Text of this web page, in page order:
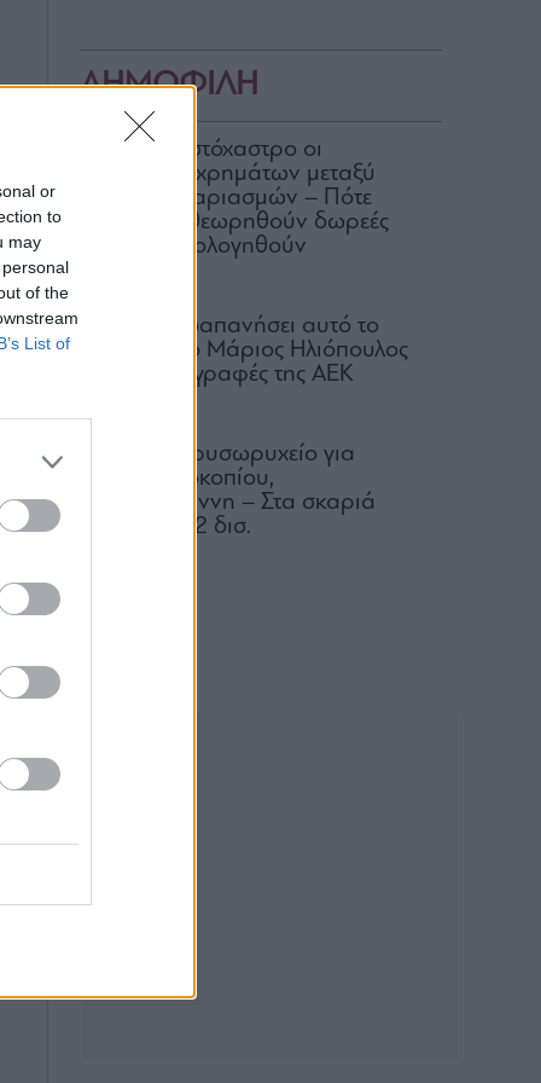
or
to
may
of the
List of
ΔΗΜΟΦΙΛΗ
ΑΑΔΕ: Στο στόχαστρο οι
μεταφορές χρημάτων μεταξύ
κοινών λογαριασμών – Πότε
μπορεί να θεωρηθούν δωρεές
και να φορολογηθούν
Πόσα έχει δαπανήσει αυτό το
καλοκαίρι ο Μάριος Ηλιόπουλος
για τις μεταγραφές της ΑΕΚ
Μαρίνες: Χρυσωρυχείο για
Λάτση, Προκοπίου,
Βαρδινογιάννη – Στα σκαριά
επενδύσεις 2 δισ.